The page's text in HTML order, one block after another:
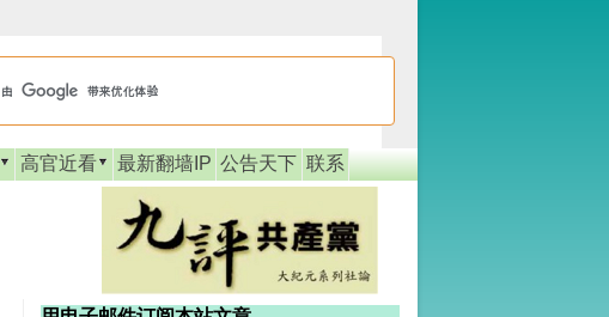
高官近看 最新翻墙IP 公告天下 联系